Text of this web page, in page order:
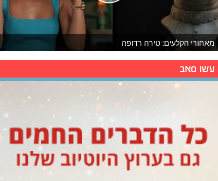
מאחורי הקלעים: טירה רדופה
עשו סאב